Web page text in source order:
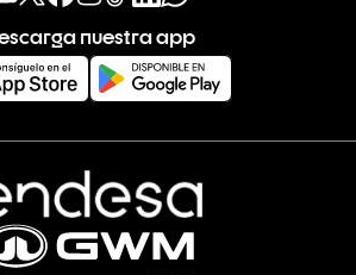
nuestra app